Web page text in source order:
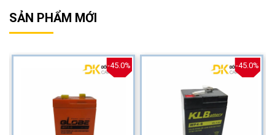
SẢN PHẨM MỚI
-45.0% -45.0%